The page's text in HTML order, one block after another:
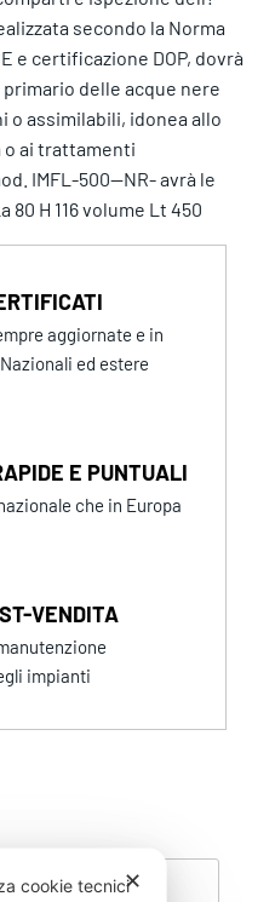
secondo la Norma
e certificazione DOP, dovrà
delle acque nere
o assimilabili, idonea allo
o ai trattamenti
IMFL-500--NR- avrà le
H 116 volume Lt 450
aggiornate e in
ed estere
E PUNTUALI
che in Europa
VENDITA
impianti
✕
cookie tecnici